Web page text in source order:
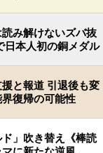
み解けないズバ抜
日本人初の銅メダル
と報道 引退後も変
復帰の可能性
」吹き替え《棒読